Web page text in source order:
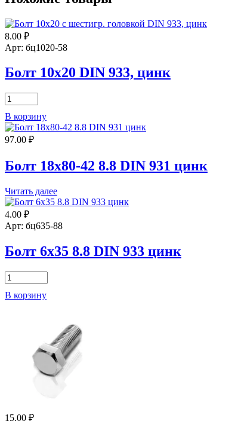
8.00 ₽
Арт: бц1020-58
Болт 10х20 DIN 933, цинк
Количество
товара
Болт
10х20
DIN
цинк
В корзину
97.00 ₽
Болт 18х80-42 8.8 DIN 931 цинк
Читать далее
4.00 ₽
Арт: бц635-88
Болт 6х35 8.8 DIN 933 цинк
Количество
товара
Болт
В корзину
15.00 ₽